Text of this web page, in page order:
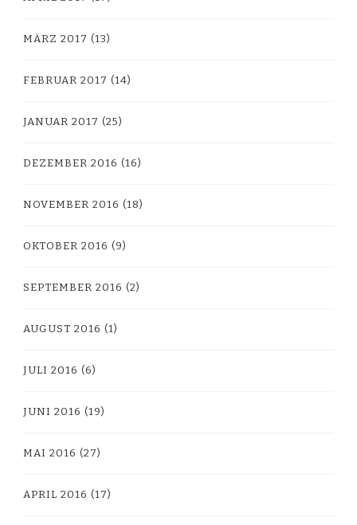
MÄRZ 2017 (13)
FEBRUAR 2017 (14)
JANUAR 2017 (25)
DEZEMBER 2016 (16)
NOVEMBER 2016 (18)
OKTOBER 2016 (9)
SEPTEMBER 2016 (2)
AUGUST 2016 (1)
JULI 2016 (6)
JUNI 2016 (19)
MAI 2016 (27)
APRIL 2016 (17)